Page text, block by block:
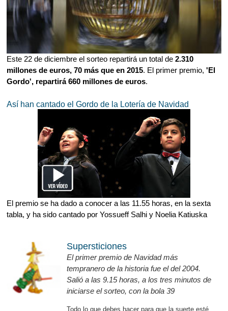
Este 22 de diciembre el sorteo repartirá un total de 2.310
millones de euros, 70 más que en 2015. El primer premio,'El
Gordo', repartirá 660 millones de euros.
Así han cantado el Gordo de la Lotería de Navidad
El premio se ha dado a conocer a las 11.55 horas, en la sexta
tabla, y ha sido cantado por Yossueff Salhi y Noelia Katiuska
Supersticiones
El primer premio de Navidad más
tempranero de la historia fue el del 2004.
Salió a las 9.15 horas, a los tres minutos de
iniciarse el sorteo, con la bola 39
Todo lo que debes hacer para que la suerte esté